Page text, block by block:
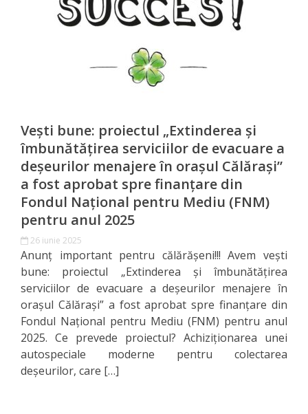
înfrățite
Strategii
de
Stat
al
Actelor
Locale
Primăria
Aparatul
Primăriei
Lista
colaboratorilor
Vești bune: proiectul „Extinderea și
îmbunătățirea serviciilor de evacuare a
deșeurilor menajere în orașul Călărași”
a fost aprobat spre finanțare din
Fondul Național pentru Mediu (FNM)
pentru anul 2025
26 iunie 2025
Anunț important pentru călărășeni!!! Avem vești
bune: proiectul „Extinderea și îmbunătățirea
serviciilor de evacuare a deșeurilor menajere în
orașul Călărași” a fost aprobat spre finanțare din
Fondul Național pentru Mediu (FNM) pentru anul
2025. Ce prevede proiectul? Achiziționarea unei
autospeciale moderne pentru colectarea
deșeurilor, care […]